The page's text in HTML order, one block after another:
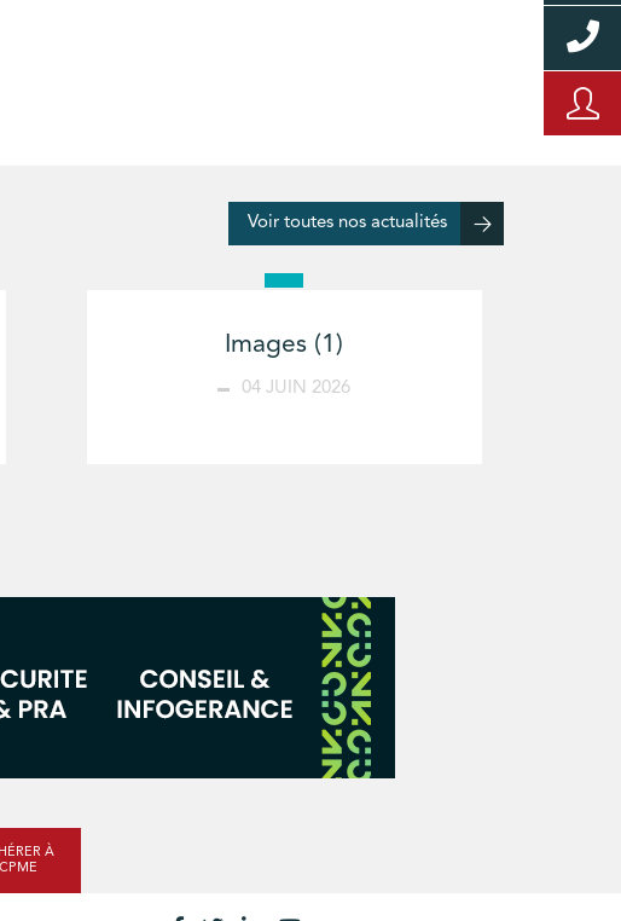
Voir toutes nos actualités
Images (1)
04 JUIN 2026
À